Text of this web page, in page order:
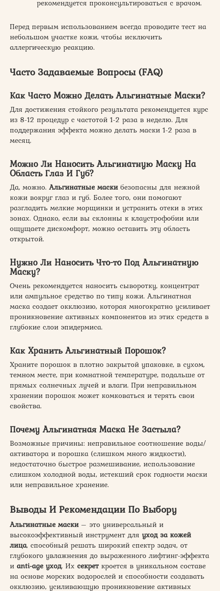
рекомендуется проконсультироваться с врачом.
Перед первым использованием всегда проводите тест на
небольшом участке кожи, чтобы исключить
аллергическую реакцию.
Часто Задаваемые Вопросы (FAQ)
Как Часто Можно Делать Альгинатные Маски?
Для достижения стойкого результата рекомендуется курс
из 8-12 процедур с частотой 1-2 раза в неделю. Для
поддержания эффекта можно делать маски 1-2 раза в
месяц.
Можно Ли Наносить Альгинатную Маску На
Область Глаз И Губ?
Да, можно.Альгинатные маскибезопасны для нежной
кожи вокруг глаз и губ. Более того, они помогают
разгладить мелкие морщинки и устранить отеки в этих
зонах. Однако, если вы склонны к клаустрофобии или
ощущаете дискомфорт, можно оставить эту область
открытой.
Нужно Ли Наносить Что-то Под Альгинатную
Маску?
Очень рекомендуется наносить сыворотку, концентрат
или ампульное средство по типу кожи. Альгинатная
маска создает окклюзию, которая многократно усиливает
проникновение активных компонентов из этих средств в
глубокие слои эпидермиса.
Как Хранить Альгинатный Порошок?
Храните порошок в плотно закрытой упаковке, в сухом,
темном месте, при комнатной температуре, подальше от
прямых солнечных лучей и влаги. При неправильном
хранении порошок может комковаться и терять свои
свойства.
Почему Альгинатная Маска Не Застыла?
Возможные причины: неправильное соотношение воды/
активатора и порошка (слишком много жидкости),
недостаточно быстрое размешивание, использование
слишком холодной воды, истекший срок годности маски
или неправильное хранение.
Выводы И Рекомендации По Выбору
Альгинатные маски– это универсальный и
высокоэффективный инструмент для уход за кожей
лица, способный решать широкий спектр задач, от
глубокого увлажнения до выраженного лифтинг-эффекта
и anti-age уход. Их секрет кроется в уникальном составе
на основе морских водорослей и способности создавать
окклюзию, усиливающую проникновение активных